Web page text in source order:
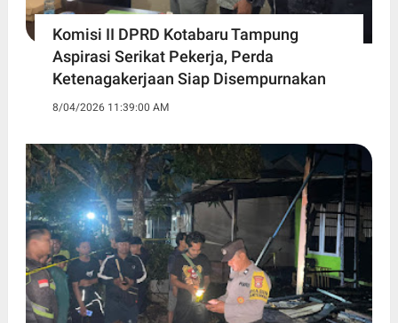
Komisi II DPRD Kotabaru Tampung
Aspirasi Serikat Pekerja, Perda
Ketenagakerjaan Siap Disempurnakan
8/04/2026 11:39:00 AM